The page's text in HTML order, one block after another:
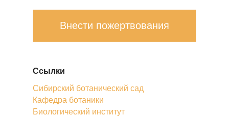
Внести пожертвования
Ссылки
Сибирский ботанический сад
Кафедра ботаники
Биологический институт